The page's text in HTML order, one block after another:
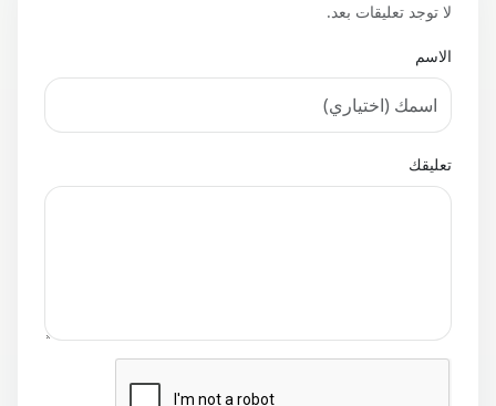
لا توجد تعليقات بعد.
الاسم
تعليقك